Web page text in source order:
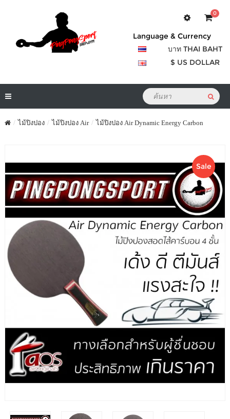
0
Language & Currency
บาท THAI BAHT
$ US DOLLAR
ไม้ปิงปอง ไม้ปิงปอง Air ไม้ปิงปอง Air Dynamic Energy Carbon
Sale